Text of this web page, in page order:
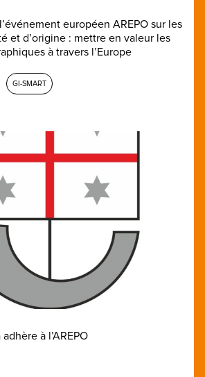
européen AREPO sur les
et d’origine : mettre en valeur les
à travers l’Europe
GI-SMART
à l’AREPO